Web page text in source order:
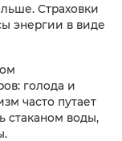
Страховки
энергии в виде
голода и
часто путает
стаканом воды,